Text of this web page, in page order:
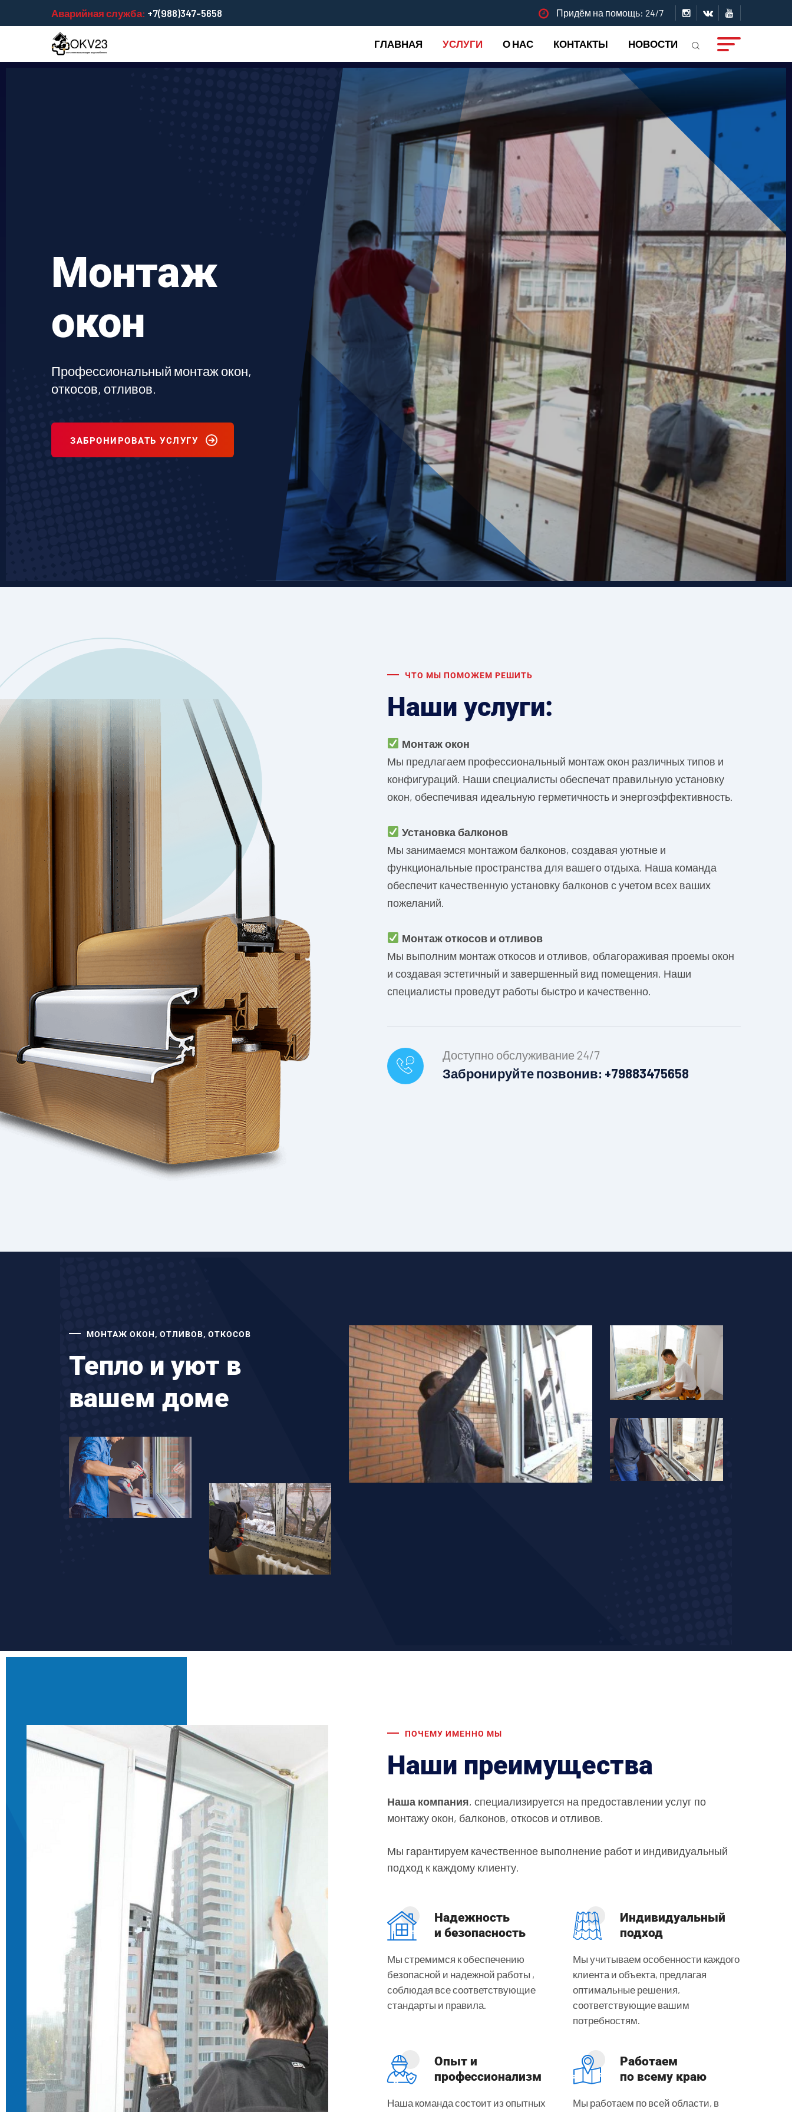
Аварийная служба: +7(988)347-5658 Придём на помощь: 24/7
ГЛАВНАЯ УСЛУГИ О НАС КОНТАКТЫ НОВОСТИ
Монтаж
окон
Профессиональный монтаж окон,
откосов, отливов.
ЗАБРОНИРОВАТЬ УСЛУГУ
ЧТО МЫ ПОМОЖЕМ РЕШИТЬ
Наши услуги:
Монтаж окон
Мы предлагаем профессиональный монтаж окон различных типов и
конфигураций. Наши специалисты обеспечат правильную установку
окон, обеспечивая идеальную герметичность и энергоэффективность.
Установка балконов
Мы занимаемся монтажом балконов, создавая уютные и
функциональные пространства для вашего отдыха. Наша команда
обеспечит качественную установку балконов с учетом всех ваших
пожеланий.
Монтаж откосов и отливов
Мы выполним монтаж откосов и отливов, облагораживая проемы окон
и создавая эстетичный и завершенный вид помещения. Наши
специалисты проведут работы быстро и качественно.
Доступно обслуживание 24/7
Забронируйте позвонив: +79883475658
МОНТАЖ ОКОН, ОТЛИВОВ, ОТКОСОВ
Тепло и уют в
вашем доме
ПОЧЕМУ ИМЕННО МЫ
Наши преимущества
Наша компания, специализируется на предоставлении услуг по
монтажу окон, балконов, откосов и отливов.
Мы гарантируем качественное выполнение работ и индивидуальный
подход к каждому клиенту.
Надежность
и безопасность
Мы стремимся к обеспечению
безопасной и надежной работы ,
соблюдая все соответствующие
стандарты и правила.
Индивидуальный
подход
Мы учитываем особенности каждого
клиента и объекта, предлагая
оптимальные решения,
соответствующие вашим
потребностям.
Опыт и
профессионализм
Наша команда состоит из опытных
Работаем
по всему краю
Мы работаем по всей области, в